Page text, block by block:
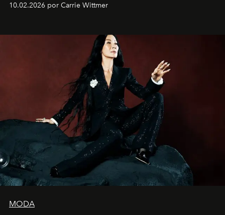
Barcelona", ha dividido su tiempo entre Europa y
dirigida por Maggie Gyllenhaal.
10.02.2026 por Carrie Wittmer
MODA